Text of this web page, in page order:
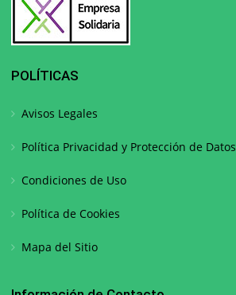
POLÍTICAS
Avisos Legales
Política Privacidad y Protección de Datos
Condiciones de Uso
Política de Cookies
Mapa del Sitio